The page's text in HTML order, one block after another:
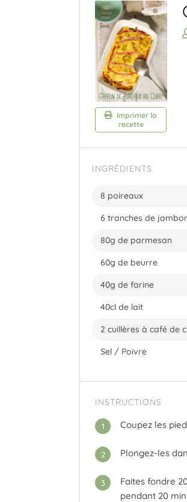
Imprimer la
recette
INGRÉDIENTS
8 poireaux
6 tranches de
80g de parmesan
60g de beurre
40g de farine
40cl de lait
2 cuillères à café de
Sel / Poivre
INSTRUCTIONS
1 Coupez les
2 Plongez-les
3
Faites fondre
pendant 20